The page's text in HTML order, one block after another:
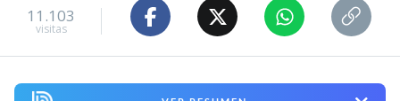
11.103
visitas